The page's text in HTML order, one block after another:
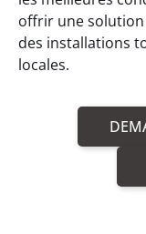
offrir une
des installations
locales.